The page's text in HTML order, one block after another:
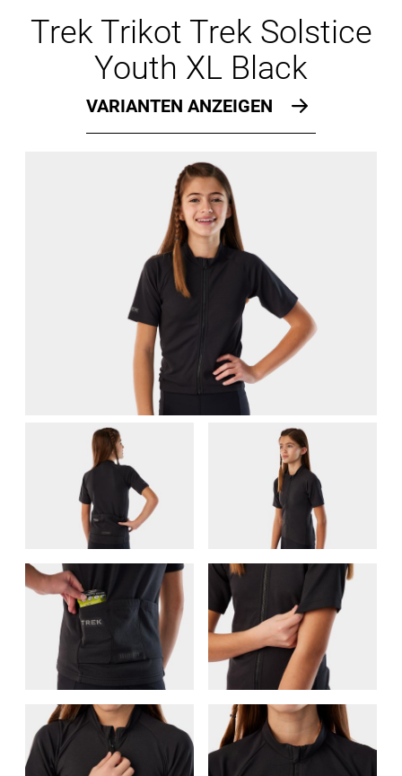
Trek Trikot Trek Solstice
Youth XL Black
VARIANTEN ANZEIGEN